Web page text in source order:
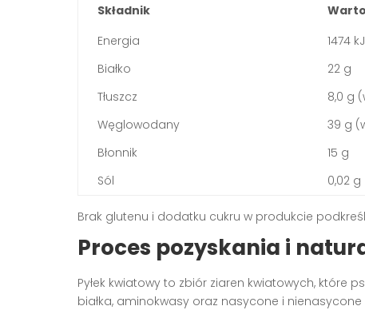
Składnik
Energia
1474
Białko
22 g
Tłuszcz
8,0 g
Węglowodany
39 g
Błonnik
15 g
Sól
0,02 g
Brak glutenu i dodatku cukru w produkcie
Proces pozyskania i
Pyłek kwiatowy to zbiór ziaren kwiatowych, które
białka, aminokwasy oraz nasycone i